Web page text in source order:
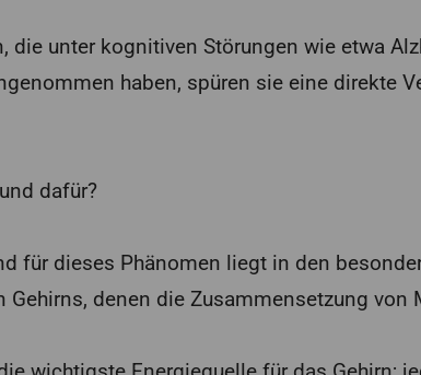
die unter kognitiven Störungen wie etwa
haben, spüren sie eine direkte
dafür?
für dieses Phänomen liegt in den
Gehirns, denen die Zusammensetzung von